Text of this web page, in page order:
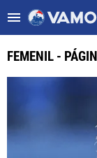
ULTIMAS NOTICIAS
LIGA MX
FEMENIL -